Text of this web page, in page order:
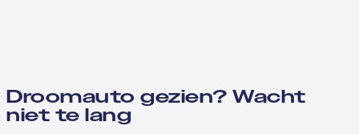
Droomauto gezien? Wacht
niet te lang